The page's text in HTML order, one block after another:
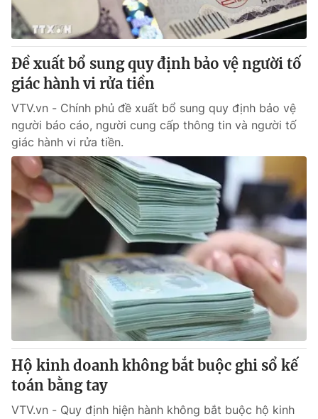
Đề xuất bổ sung quy định bảo vệ người tố
giác hành vi rửa tiền
VTV.vn - Chính phủ đề xuất bổ sung quy định bảo vệ
người báo cáo, người cung cấp thông tin và người tố
giác hành vi rửa tiền.
Hộ kinh doanh không bắt buộc ghi sổ kế
toán bằng tay
VTV.vn - Quy định hiện hành không bắt buộc hộ kinh